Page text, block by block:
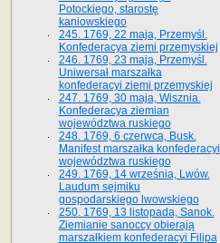
Potockiego, starostę
kaniowskiego
245. 1769, 22 maja, Przemyśl.
Konfederacya ziemi przemyskiej
246. 1769, 23 maja, Przemyśl.
Uniwersał marszałka
konfederacyi ziemi przemyskiej
247. 1769, 30 maja, Wisznia.
Konfederacya ziemian
województwa ruskiego
248. 1769, 6 czerwca, Busk.
Manifest marszałka konfederacyi
województwa ruskiego
249. 1769, 14 września, Lwów.
Laudum sejmiku
gospodarskiego lwowskiego
250. 1769, 13 listopada, Sanok.
Ziemianie sanoccy obierają
marszałkiem konfederacyi Filipa